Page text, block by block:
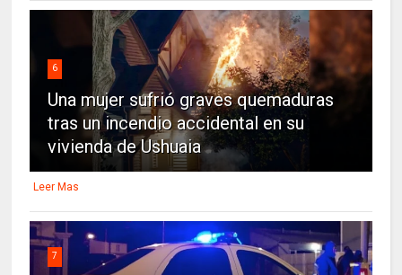
6
Una mujer sufrió graves quemaduras
tras un incendio accidental en su
vivienda de Ushuaia
Leer Mas
7